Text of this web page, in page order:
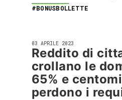
#BONUSBOLLETTE
03 APRILE 2023
Reddito di
crollano le
65% e
perdono i